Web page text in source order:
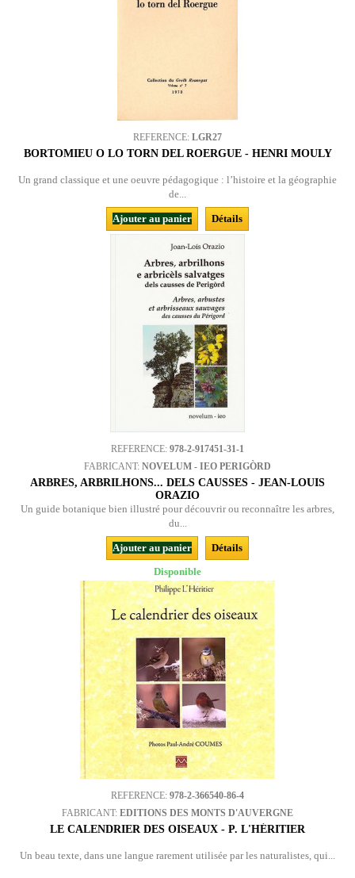
REFERENCE: LGR27
BORTOMIEU O LO TORN DEL ROERGUE - HENRI MOULY
Un grand classique et une oeuvre pédagogique : l’histoire et la géographie
de...
Ajouter au panier Détails
REFERENCE: 978-2-917451-31-1
FABRICANT: NOVELUM - IEO PERIGÒRD
ARBRES, ARBRILHONS... DELS CAUSSES - JEAN-LOUIS
ORAZIO
Un guide botanique bien illustré pour découvrir ou reconnaître les arbres,
du...
Ajouter au panier
Détails
Disponible
REFERENCE: 978-2-366540-86-4
FABRICANT: EDITIONS DES MONTS D'AUVERGNE
LE CALENDRIER DES OISEAUX - P. L'HÉRITIER
Un beau texte, dans une langue rarement utilisée par les naturalistes, qui...